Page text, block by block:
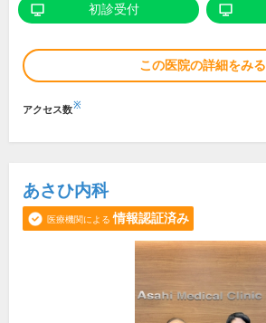
初診受付
この医院の詳細をみる
アクセス数※
あさひ内科
医療機関による 情報認証済み